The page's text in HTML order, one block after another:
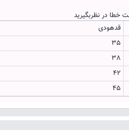
قدهودی
35
38
42
45